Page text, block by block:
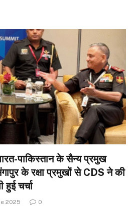
पाकिस्तान के सैन्य प्रमुख
के रक्षा प्रमुखों से CDS ने की
हुई चर्चा
2025 0